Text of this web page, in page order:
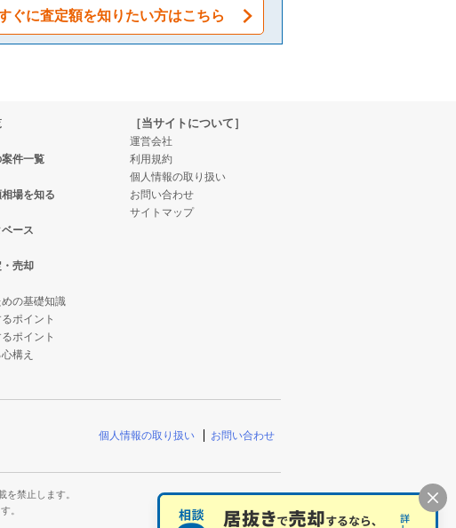
ぐに査定額を知りたい方はこちら
件一覧
場を知る
ース
売却
の基礎知識
ポイント
ポイント
構え
［当サイトについて］
運営会社
利用規約
個人情報の取り扱い
お問い合わせ
サイトマップ
個人情報の取り扱い
お問い合わせ
を禁止します。
。